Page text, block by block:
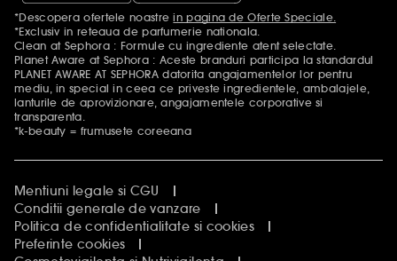
Mentiuni aditionale
*Descopera ofertele noastrein pagina de Oferte Speciale.
*Exclusiv in reteaua de parfumerie nationala.
Clean at Sephora : Formule cu ingrediente atent selectate.
Planet Aware at Sephora : Aceste branduri participa la standardul
PLANET AWARE AT SEPHORA datorita angajamentelor lor pentru
mediu, in special in ceea ce priveste ingredientele, ambalajele,
lanturile de aprovizionare, angajamentele corporative si
transparenta.
*k-beauty = frumusete coreeana
Mentiuni legale si CGU
Conditii generale de vanzare
Politica de confidentialitate si cookies
Preferinte cookies